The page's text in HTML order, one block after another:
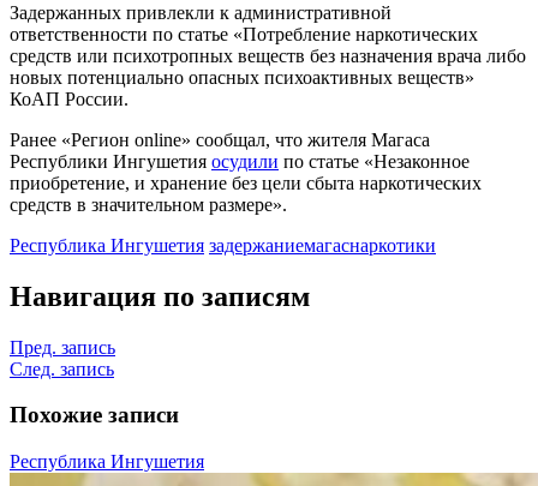
Задержанных привлекли к административной
ответственности по статье «Потребление наркотических
средств или психотропных веществ без назначения врача либо
новых потенциально опасных психоактивных веществ»
КоАП России.
Ранее «Регион online» сообщал, что жителя Магаса
Республики Ингушетия осудили по статье «Незаконное
приобретение, и хранение без цели сбыта наркотических
средств в значительном размере».
Республика Ингушетия задержаниемагаснаркотики
Навигация по записям
Пред. запись
След. запись
Похожие записи
Республика Ингушетия